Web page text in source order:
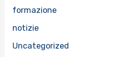
formazione
notizie
Uncategorized